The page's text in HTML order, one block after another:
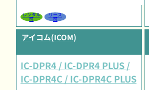
レンタル
可
リース
可
アイコム(ICOM)
IC-DPR4 / IC-DPR4 PLUS /
IC-DPR4C / IC-DPR4C PLUS